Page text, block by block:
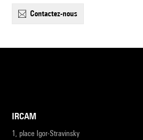
contactez-nous
IRCAM
1, place Igor-Stravinsky